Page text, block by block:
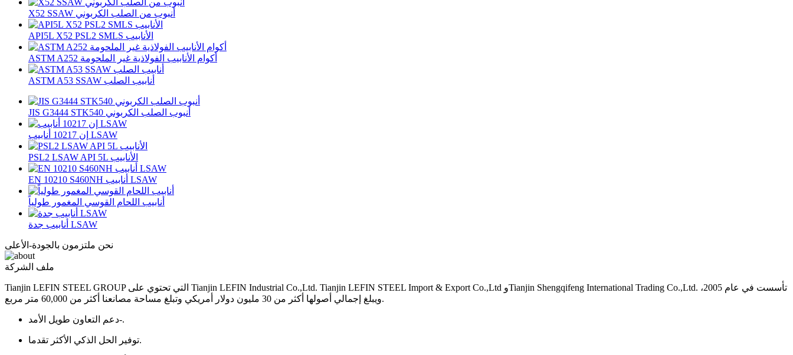
X52 SSAW أنبوب من الصلب الكربوني
API5L X52 PSL2 SMLS الأنابيب
ASTM A252 أكوام الأنابيب الفولاذية غير الملحومة
ASTM A53 SSAW أنابيب الصلب
JIS G3444 STK540 أنبوب الصلب الكربوني
إن 10217 أنابيب LSAW
PSL2 LSAW API 5L الأنابيب
EN 10210 S460NH أنابيب LSAW
أنابيب اللحام القوسي المغمور طولياً
أنابيب جدة LSAW
نحن ملتزمون بالجودة-الأعلى
ملف الشركة
Tianjin LEFIN STEEL GROUP التي تحتوي على Tianjin LEFIN Industrial Co.,Ltd. Tianjin LEFIN STEEL Import & Export Co.,Ltd وTianjin Shengqifeng International Trading Co.,Ltd. تأسست في عام 2005،
ويبلغ إجمالي أصولها أكثر من 30 مليون دولار أمريكي وتبلغ مساحة مصانعنا أكثر من 60,000 متر مربع.
دعم التعاون طويل الأمد-.
توفير الحل الذكي الأكثر تقدما.